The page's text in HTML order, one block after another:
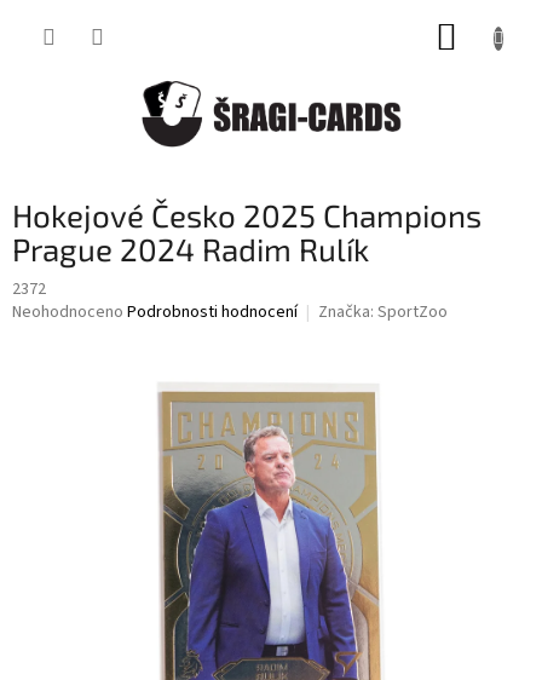
Hokejové Česko 2025 Champions
Prague 2024 Radim Rulík
2372
Průměrné
Neohodnoceno Podrobnosti hodnocení Značka: SportZoo